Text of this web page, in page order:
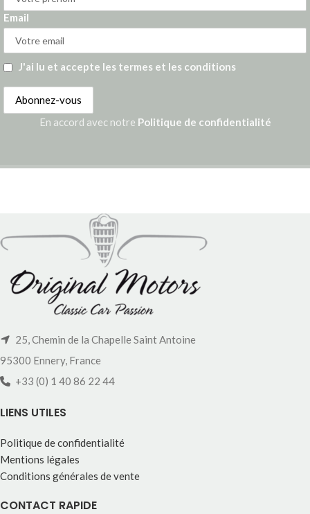
Email
J'ai lu et accepte les termes et les conditions
En accord avec notre Politique de confidentialité
25, Chemin de la Chapelle Saint Antoine
95300 Ennery, France
+33 (0) 1 40 86 22 44
LIENS UTILES
Politique de confidentialité
Mentions légales
Conditions générales de vente
CONTACT RAPIDE